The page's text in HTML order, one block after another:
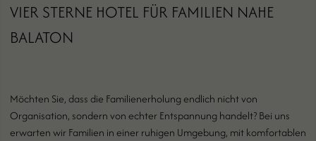
VIER STERNE HOTEL FÜR FAMILIEN NAHE
BALATON
Möchten Sie, dass die Familienerholung endlich nicht von
Organisation, sondern von echter Entspannung handelt? Bei uns
erwarten wir Familien in einer ruhigen Umgebung, mit komfortablen